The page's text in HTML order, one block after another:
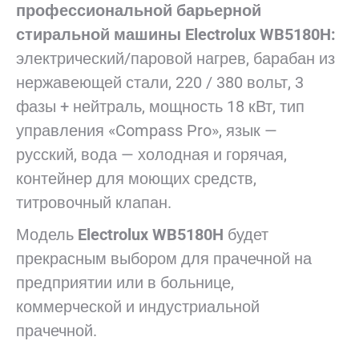
профессиональной барьерной
стиральной машины Electrolux WB5180H:
электрический/паровой нагрев, барабан из
нержавеющей стали, 220 / 380 вольт, 3
фазы + нейтраль, мощность 18 кВт, тип
управления «Compass Pro», язык —
русский, вода — холодная и горячая,
контейнер для моющих средств,
титровочный клапан.
Модель Electrolux WB5180H будет
прекрасным выбором для прачечной на
предприятии или в больнице,
коммерческой и индустриальной
прачечной.